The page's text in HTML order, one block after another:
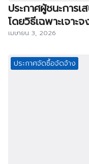
ประกาศผู้ชนะการ
โดยวิธีเฉพาะเจา
เมษายน 3, 2026
ประกาศจัดซื้อจัดจ้าง